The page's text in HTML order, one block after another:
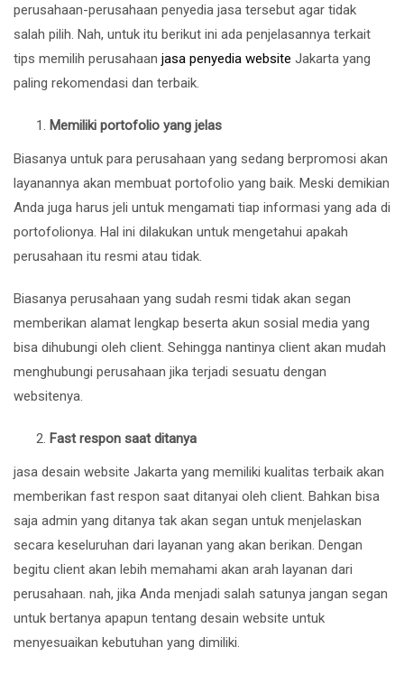
perusahaan-perusahaan penyedia jasa tersebut agar tidak
salah pilih. Nah, untuk itu berikut ini ada penjelasannya terkait
tips memilih perusahaan jasa penyedia website Jakarta yang
paling rekomendasi dan terbaik.
Memiliki portofolio yang jelas
Biasanya untuk para perusahaan yang sedang berpromosi akan
layanannya akan membuat portofolio yang baik. Meski demikian
Anda juga harus jeli untuk mengamati tiap informasi yang ada di
portofolionya. Hal ini dilakukan untuk mengetahui apakah
perusahaan itu resmi atau tidak.
Biasanya perusahaan yang sudah resmi tidak akan segan
memberikan alamat lengkap beserta akun sosial media yang
bisa dihubungi oleh client. Sehingga nantinya client akan mudah
menghubungi perusahaan jika terjadi sesuatu dengan
websitenya.
Fast respon saat ditanya
jasa desain website Jakarta yang memiliki kualitas terbaik akan
memberikan fast respon saat ditanyai oleh client. Bahkan bisa
saja admin yang ditanya tak akan segan untuk menjelaskan
secara keseluruhan dari layanan yang akan berikan. Dengan
begitu client akan lebih memahami akan arah layanan dari
perusahaan. nah, jika Anda menjadi salah satunya jangan segan
untuk bertanya apapun tentang desain website untuk
menyesuaikan kebutuhan yang dimiliki.